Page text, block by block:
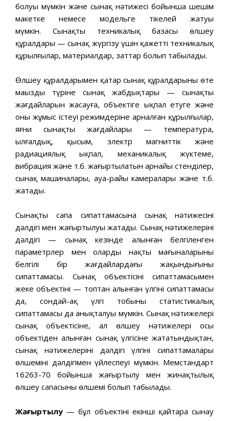
болуы мүмкін және сынақ нәтижесі бойынша шешім
макетке немесе модельге тікелей жатуы
мүмкін. Сынақтың техникалық базасы өлшеу
құралдары — сынақ жүргізу үшін қажетті техникалық
құрылғылар, материалдар, заттар болып табылады.
Өлшеу құралдарымен қатар сынақ құралдарының өте
маңызды түріне сынақ жабдықтары — сынақтың
жағдайларын жасауға, объектіге ықпал етуге және
оның жұмыс істеуі режимдеріне арналған құрылғылар,
яғни сынақтың жағдайлары — температура,
ылғалдық, қысым, электр магниттік және
радиациялық ықпал, механикалық жүктеме,
вибрация және т.б. жаңғыртылатын арнайы стенділер,
сынақ машиналары, ауа-райы камералары және т.б.
жатады.
Сынақтың сапа сипаттамасына сынақ нәтижесінің
дәлдігі мен жаңғыртылуы жатады. Сынақ нәтижелерінің
дәлдігі — сынақ кезінде алынған белгіленген
параметрлер мен олардың нақты мағыналарының
белгілі бір жағдайлардағы жақындығының
сипаттамасы. Сынақ объектісінің сипаттамасымен
жеке объектінің — топтан алынған үлгінің сипаттамасы
да, сондай-ақ үлгі тобының статистикалық
сипаттамасы да анықталуы мүмкін. Сынақ нәтижелері
сынақ объектісіне, ал өлшеу нәтижелері осы
объектіден алынған сынақ үлгісіне жататындықтан,
сынақ нәтижелерінің дәлдігі үлгінің сипаттамалары
өлшемінің дәлдігімен үйлеспеуі мүмкін. Мемстандарт
16263-70 бойынша жаңғыртылу мен жинақтылық
өлшеу сапасының өлшемі болып табылады.
Жаңғыртылу — бұл объектінің екінші қайтара сынау